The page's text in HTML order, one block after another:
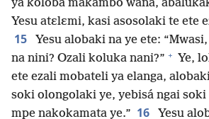
ya koloba makambo wana,
Yesu atɛlɛmi, kasi asosolaki te ete
15
Yesu alobaki na ye ete:
na nini? Ozali koluka nani?” + Ye,
ete ezali mobateli ya elanga,
soki olongolaki ye, yebisá ngai
mpe nakokamata ye.” 16
Yesu